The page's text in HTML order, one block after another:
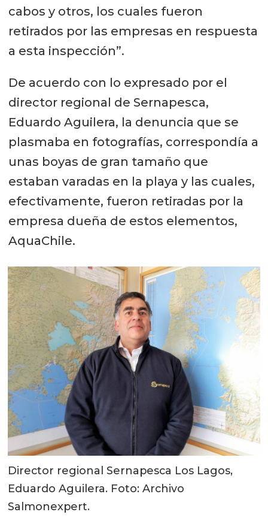
cabos y otros, los cuales fueron
retirados por las empresas en respuesta
a esta inspección”.
De acuerdo con lo expresado por el
director regional de Sernapesca,
Eduardo Aguilera, la denuncia que se
plasmaba en fotografías, correspondía a
unas boyas de gran tamaño que
estaban varadas en la playa y las cuales,
efectivamente, fueron retiradas por la
empresa dueña de estos elementos,
AquaChile.
Director regional Sernapesca Los Lagos,
Eduardo Aguilera. Foto: Archivo
Salmonexpert.